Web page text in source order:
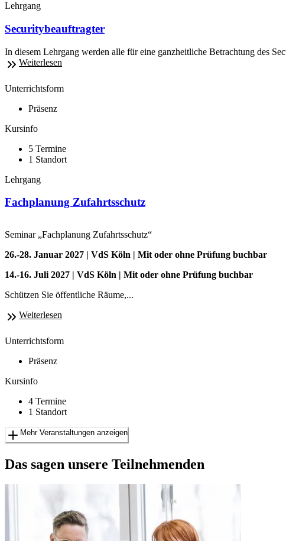
Lehrgang
Securitybeauftragter
In diesem Lehrgang werden alle für eine ganzheitliche Betrachtung des
Weiterlesen
Unterrichtsform
Präsenz
Kursinfo
5 Termine
1 Standort
Lehrgang
Fachplanung Zufahrtsschutz
Seminar „Fachplanung Zufahrtsschutz“
26.-28. Januar 2027 | VdS Köln | Mit oder ohne Prüfung buchbar
14.-16. Juli 2027 | VdS Köln | Mit oder ohne Prüfung buchbar
Schützen Sie öffentliche Räume,...
Weiterlesen
Unterrichtsform
Präsenz
Kursinfo
4 Termine
1 Standort
Mehr Veranstaltungen anzeigen
Das sagen unsere Teilnehmenden